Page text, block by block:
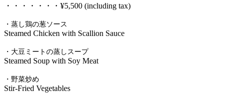
・・・・・・・¥5,500 (including tax)
・蒸し鶏の葱ソース
Steamed Chicken with Scallion Sauce
・大豆ミートの蒸しスープ
Steamed Soup with Soy Meat
・野菜炒め
Stir-Fried Vegetables